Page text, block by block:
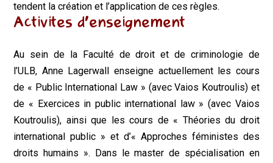
tendent la création et l’application de ces règles.
Activites d’enseignement
Au sein de la Faculté de droit et de criminologie de
l’ULB, Anne Lagerwall
enseigne actuellement les cours
de « Public International Law » (avec Vaios Koutroulis) et
de « Exercices in public international law » (avec Vaios
Koutroulis), ainsi que les cours de « Théories du droit
international public » et d’« Approches féministes des
droits humains ». Dans le master de spécialisation en